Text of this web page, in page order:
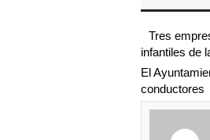
Tres
infantiles de
El
conductores